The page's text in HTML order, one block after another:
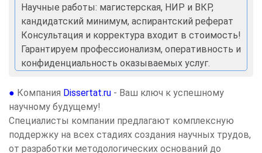
Научные работы: магистерская, НИР и ВКР,
кандидатский минимум, аспирантский реферат
Консультация и корректура входит в стоимость!
Гарантируем профессионализм, оперативность и
конфиденциальность оказываемых услуг.
● Компания Dissertat.ru - Ваш ключ к успешному
научному будущему!
Специалисты компании предлагают комплексную
поддержку на всех стадиях создания научных трудов,
от разработки методологических оснований до